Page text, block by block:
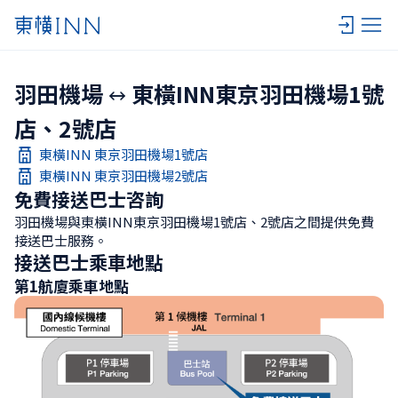
羽田機場
東橫INN東京羽田機場1號
店、2號店
東橫INN 東京羽田機場1號店
東橫INN 東京羽田機場2號店
免費接送巴士咨詢
羽田機場與東橫INN東京羽田機場1號店、2號店之間提供免費
接送巴士服務。
接送巴士乘車地點
第1航廈乘車地點